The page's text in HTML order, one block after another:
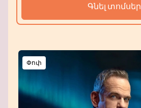
Գնել տոմսեր
Փոփ